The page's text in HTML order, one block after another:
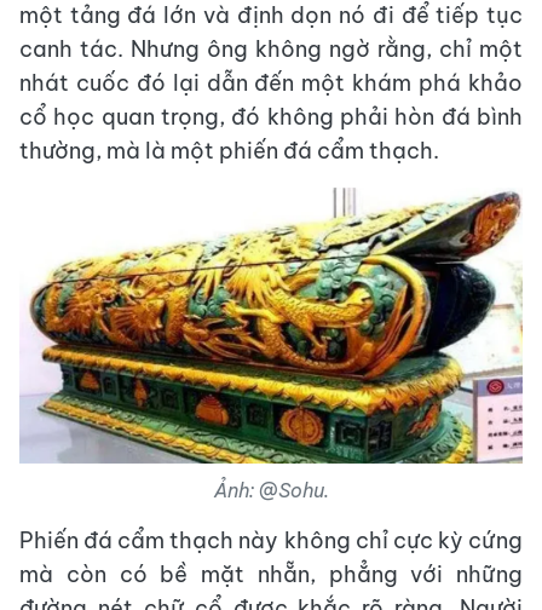
một tảng đá lớn và định dọn nó đi để tiếp tục
canh tác. Nhưng ông không ngờ rằng, chỉ một
nhát cuốc đó lại dẫn đến một khám phá khảo
cổ học quan trọng, đó không phải hòn đá bình
thường, mà là một phiến đá cẩm thạch.
Ảnh: @Sohu.
Phiến đá cẩm thạch này không chỉ cực kỳ cứng
mà còn có bề mặt nhẵn, phẳng với những